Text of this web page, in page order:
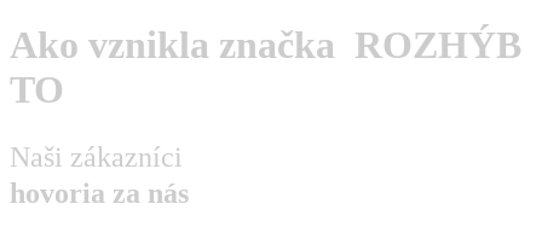
Ako vznikla značka ROZHÝB
TO
Naši zákazníci
hovoria za nás